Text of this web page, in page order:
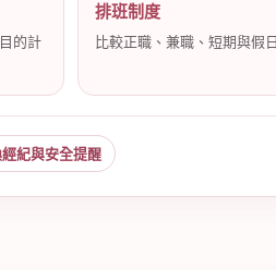
的計
排班制度
比較正職、兼職、短期與假
紀與安全提醒